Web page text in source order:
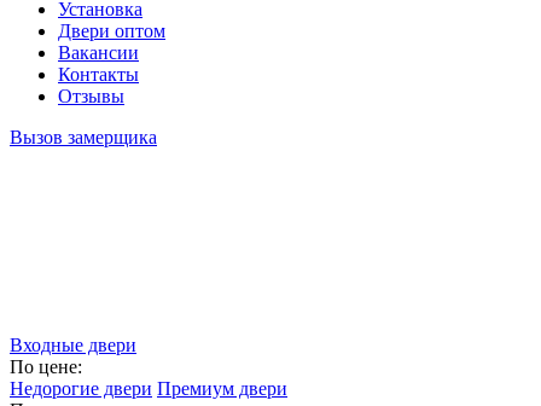
Установка
Двери оптом
Вакансии
Контакты
Отзывы
Вызов замерщика
Входные двери
По цене:
Недорогие двери Премиум двери